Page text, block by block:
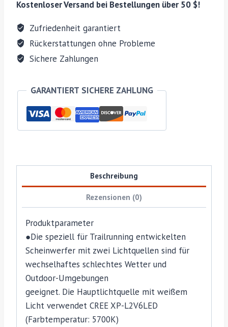
Lichtquellen
Menge
Kostenloser Versand bei Bestellungen über 50 $!
Zufriedenheit garantiert
Rückerstattungen ohne Probleme
Sichere Zahlungen
GARANTIERT SICHERE ZAHLUNG
Beschreibung
Rezensionen (0)
Produktparameter
●Die speziell für Trailrunning entwickelten
Scheinwerfer mit zwei Lichtquellen sind für
wechselhaftes schlechtes Wetter und
Outdoor-Umgebungen
geeignet. Die Hauptlichtquelle mit weißem
Licht verwendet CREE XP-L2V6LED
(Farbtemperatur: 5700K)